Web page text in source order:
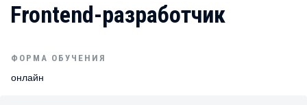
Frontend-разработчик
ФОРМА ОБУЧЕНИЯ
онлайн